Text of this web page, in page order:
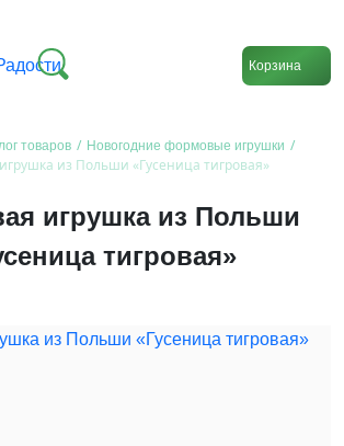
Корзина
товаров / Новогодние формовые игрушки /
из Польши «Гусеница тигровая»
игрушка из Польши
тигровая»